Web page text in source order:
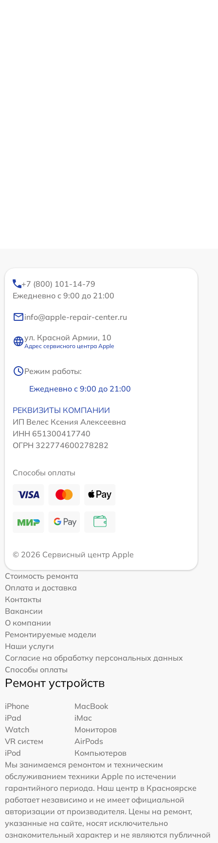
+7 (800) 101-14-79
Ежедневно с 9:00 до 21:00
info@apple-repair-center.ru
ул. Красной Армии, 10
Адрес сервисного центра Apple
Режим работы:
Ежедневно с 9:00 до 21:00
РЕКВИЗИТЫ КОМПАНИИ
ИП Велес Ксения Алексеевна
ИНН 651300417740
ОГРН 322774600278282
Способы оплаты
© 2026 Сервисный центр Apple
Стоимость ремонта
Оплата и доставка
Контакты
Вакансии
О компании
Ремонтируемые модели
Наши услуги
Согласие на обработку персональных данных
Способы оплаты
Ремонт устройств
iPhone
MacBook
iPad
iMac
Watch
Мониторов
VR систем
AirPods
iPod
Компьютеров
Мы занимаемся ремонтом и техническим
обслуживанием техники Apple по истечении
гарантийного периода. Наш центр в Красноярске
работает независимо и не имеет официальной
авторизации от производителя. Цены на ремонт,
указанные на сайте, носят исключительно
ознакомительный характер и не являются публичной